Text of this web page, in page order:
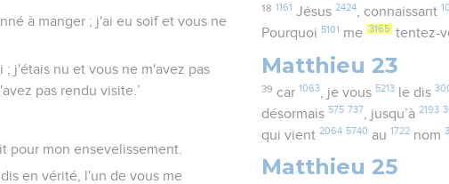
à manger ; j'ai eu soif et vous ne
j'étais nu et vous ne m'avez pas
pas rendu visite.’
pour mon ensevelissement.
en vérité, l'un de vous me
18 1161 Jésus 2424, connaissant
Pourquoi 5101 me 3165 tentez-
Matthieu 23
39 car 1063, je vous 5213le dis
désormais 575 737 , jusqu’à2193
qui vient2064 5740 au 1722 nom
Matthieu 25